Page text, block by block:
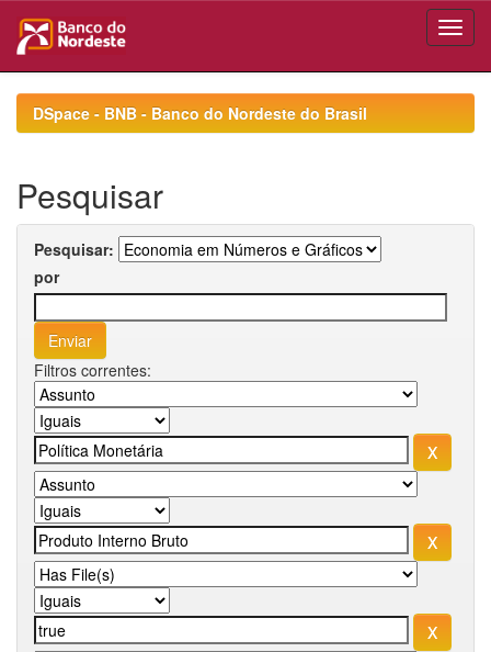
navigationDSpace - BNB - Banco do Nordeste do Brasil
Pesquisar
Pesquisar:
por
Filtros correntes: